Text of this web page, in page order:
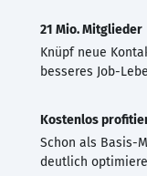
21 Mio. Mitglieder
Knüpf neue
besseres Job-
Kostenlos
Schon als Basis-
deutlich